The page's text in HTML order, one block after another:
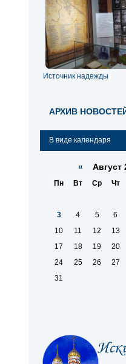
Источник надежды
АРХИВ
В виде календаря
« Август
Пн Вт Ср Чт
3
4 5 6
10
11 12 13
17
18 19 20
24
25 26 27
31